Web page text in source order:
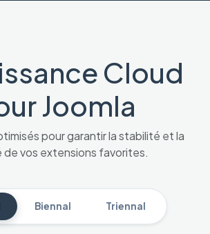
Cloud
Joomla
pour garantir la stabilité et la
de vos extensions favorites.
Biennal Triennal